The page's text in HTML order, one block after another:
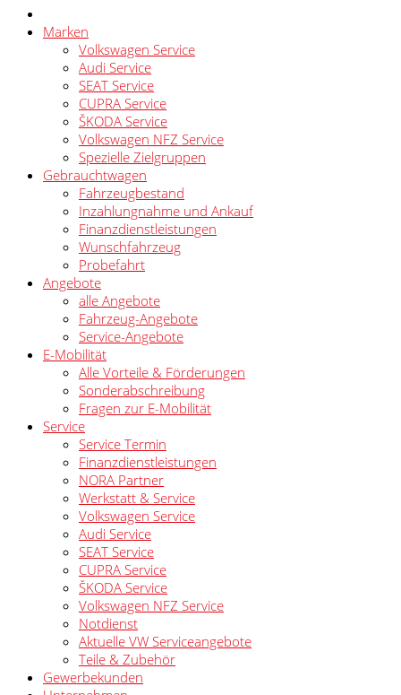
Marken
Volkswagen Service
Audi Service
SEAT Service
CUPRA Service
ŠKODA Service
Volkswagen NFZ Service
Spezielle Zielgruppen
Gebrauchtwagen
Fahrzeugbestand
Inzahlungnahme und Ankauf
Finanzdienstleistungen
Wunschfahrzeug
Probefahrt
Angebote
alle Angebote
Fahrzeug-Angebote
Service-Angebote
E-Mobilität
Alle Vorteile & Förderungen
Sonderabschreibung
Fragen zur E-Mobilität
Service
Service Termin
Finanzdienstleistungen
NORA Partner
Werkstatt & Service
Volkswagen Service
Audi Service
SEAT Service
CUPRA Service
ŠKODA Service
Volkswagen NFZ Service
Notdienst
Aktuelle VW Serviceangebote
Teile & Zubehör
Gewerbekunden